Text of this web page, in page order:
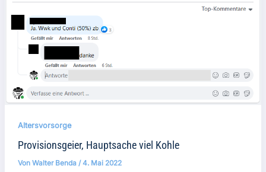
Altersvorsorge
Provisionsgeier, Hauptsache viel Kohle
Von Walter Benda /4. Mai 2022